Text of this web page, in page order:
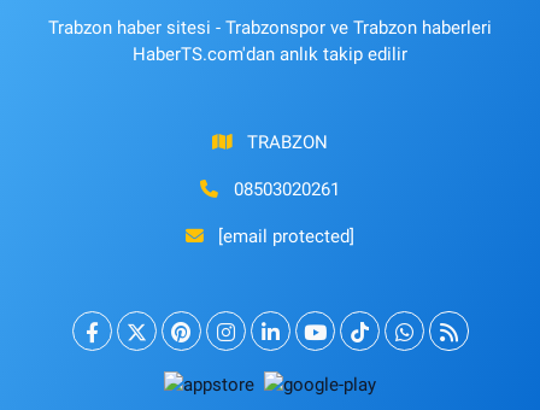
Trabzon haber sitesi - Trabzonspor ve Trabzon haberleri
HaberTS.com'dan anlık takip edilir
TRABZON
08503020261
[email protected]